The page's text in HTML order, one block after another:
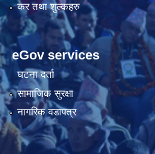
कर तथा शुल्कहरु
eGov services
घटना दर्ता
सामाजिक सुरक्षा
नागरिक वडापत्र